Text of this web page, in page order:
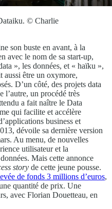
© Charlie
son buste en avant, à la
avec le nom de sa start-up,
», les données, et « haïku »,
aussi être un oxymore,
D’un côté, des projets data
l’autre, un procédé très
a fait naître le Data
qui facilite et accélère
business et
dévoile sa dernière version
Au menu, de nouvelles
utilisateur et la
Mais cette annonce
story de cette jeune pousse.
de fonds 3 millions d’euros,
quantité de prix. Une
avec Florian Douetteau, en